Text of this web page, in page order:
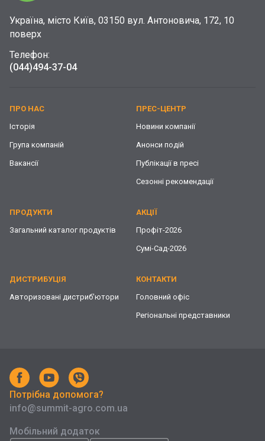
Україна, місто Київ, 03150 вул. Антоновича, 172, 10
поверх
Телефон:
(044)494-37-04
ПРО НАС
Історія
Група компаній
Вакансії
ПРЕС-ЦЕНТР
Новини компанії
Анонси подій
Публікації в пресі
Сезонні рекомендації
ПРОДУКТИ
Загальний каталог продуктів
АКЦІЇ
Профіт-2026
Сумі-Сад-2026
ДИСТРИБУЦІЯ
Авторизовані дистриб'ютори
КОНТАКТИ
Головний офіс
Регіональні представники
Потрібна допомога?
info@summit-agro.com.ua
Мобільний додаток